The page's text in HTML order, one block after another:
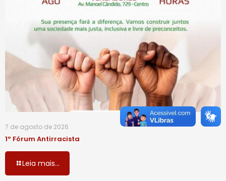
7 de agosto de 2026
1º Fórum Antirracista
Leia mais...